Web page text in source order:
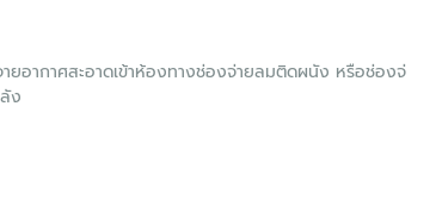
ยอากาศสะอาดเข้าห้องทางช่องจ่ายลมติดผนัง หรือช่องจ่
ง